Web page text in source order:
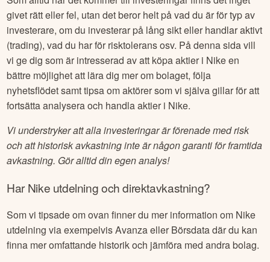
givet rätt eller fel, utan det beror helt på vad du är för typ av
investerare, om du investerar på lång sikt eller handlar aktivt
(trading), vad du har för risktolerans osv. På denna sida vill
vi ge dig som är intresserad av att köpa aktier i Nikeen
bättre möjlighet att lära dig mer om bolaget, följa
nyhetsflödet samt tipsa om aktörer som vi själva gillar för att
fortsätta analysera och handla aktier i Nike.
Vi understryker att alla investeringar är förenade med risk
och att historisk avkastning inte är någon garanti för framtida
avkastning. Gör alltid din egen analys!
HarNike utdelning och direktavkastning?
Som vi tipsade om ovan finner du mer information om Nike
utdelning via exempelvis Avanza eller Börsdata där du kan
finna mer omfattande historik och jämföra med andra bolag.